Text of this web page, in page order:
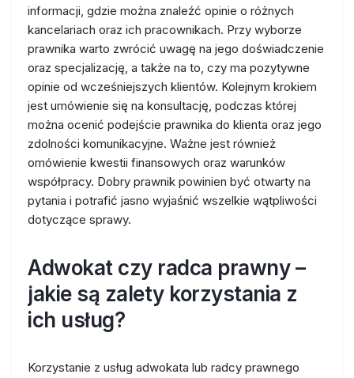
informacji, gdzie można znaleźć opinie o różnych
kancelariach oraz ich pracownikach. Przy wyborze
prawnika warto zwrócić uwagę na jego doświadczenie
oraz specjalizację, a także na to, czy ma pozytywne
opinie od wcześniejszych klientów. Kolejnym krokiem
jest umówienie się na konsultację, podczas której
można ocenić podejście prawnika do klienta oraz jego
zdolności komunikacyjne. Ważne jest również
omówienie kwestii finansowych oraz warunków
współpracy. Dobry prawnik powinien być otwarty na
pytania i potrafić jasno wyjaśnić wszelkie wątpliwości
dotyczące sprawy.
Adwokat czy radca prawny –
jakie są zalety korzystania z
ich usług?
Korzystanie z usług adwokata lub radcy prawnego